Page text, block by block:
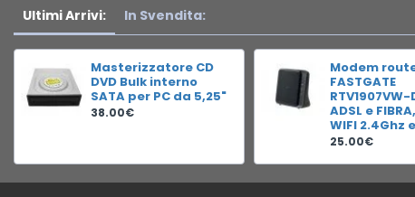
Ultimi Arrivi: In Svendita:
Masterizzatore CD
DVD Bulk interno
SATA per PC da 5,25"
38.00€
Modem
FASTGATE
RTV1907VW-
ADSL e
WIFI 2.4Ghz
25.00€